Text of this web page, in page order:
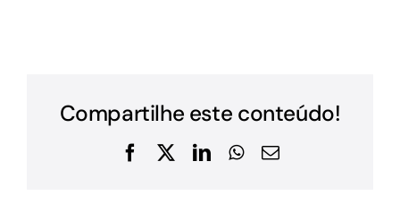
Compartilhe este conteúdo!
Facebook
X LinkedInWhatsApp
E-